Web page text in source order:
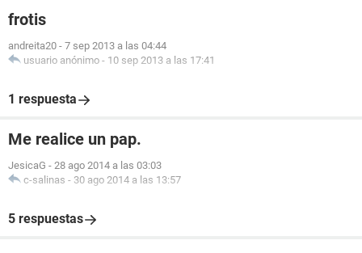
frotis
andreita20 - 7 sep 2013 a las 04:44
usuario anónimo - 10 sep 2013 a las 17:41
1 respuesta
Me realice un pap.
JesicaG - 28 ago 2014 a las 03:03
c-salinas - 30 ago 2014 a las 13:57
5 respuestas